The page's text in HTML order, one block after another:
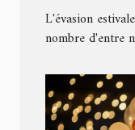
vacances
L'évasion
nombre d'entre